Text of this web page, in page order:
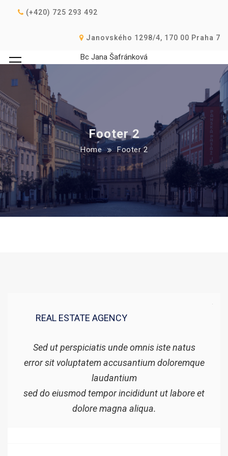
(+420) 725 293 492
Janovského 1298/4, 170 00 Praha 7
Bc Jana Šafránková
Footer 2
Home Footer 2
REAL ESTATE AGENCY
Sed ut perspiciatis unde omnis iste natus
error sit voluptatem accusantium doloremque
laudantium
sed do eiusmod tempor incididunt ut labore et
dolore magna aliqua.